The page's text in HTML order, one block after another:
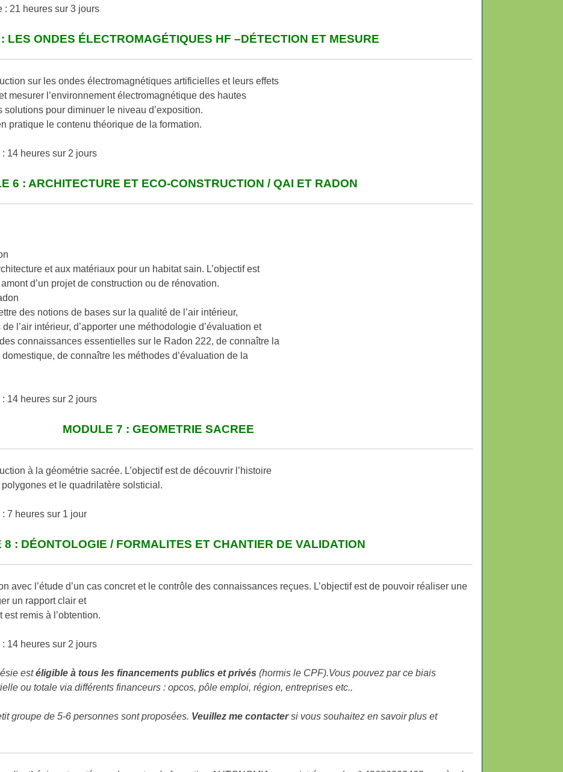
: 21 heures sur 3 jours
LES ONDES ÉLECTROMAGÉTIQUES HF –DÉTECTION ET MESURE
sur les ondes électromagnétiques artificielles et leurs effets
mesurer l’environnement électromagnétique des hautes
pour diminuer le niveau d’exposition.
pratique le contenu théorique de la formation.
14 heures sur 2 jours
6 : ARCHITECTURE ET ECO-CONSTRUCTION / QAI ET RADON
et aux matériaux pour un habitat sain. L’objectif est
d’un projet de construction ou de rénovation.
des notions de bases sur la qualité de l’air intérieur,
l’air intérieur, d’apporter une méthodologie d’évaluation et
connaissances essentielles sur le Radon 222, de connaître la
de connaître les méthodes d’évaluation de la
14 heures sur 2 jours
MODULE 7 : GEOMETRIE SACREE
à la géométrie sacrée. L’objectif est de découvrir l’histoire
et le quadrilatère solsticial.
7 heures sur 1 jour
8 : DÉONTOLOGIE / FORMALITES ET CHANTIER DE VALIDATION
avec l’étude d’un cas concret et le contrôle des connaissances reçues. L’objectif est de pouvoir réaliser une
un rapport clair et
remis à l’obtention.
14 heures sur 2 jours
estéligible à tous les financements publics et privés (hormis le CPF).Vous pouvez par ce biais
ou totale via différents financeurs : opcos, pôle emploi, région, entreprises etc..
groupe de 5-6 personnes sont proposées. Veuillez me contactersi vous souhaitez en savoir plus et